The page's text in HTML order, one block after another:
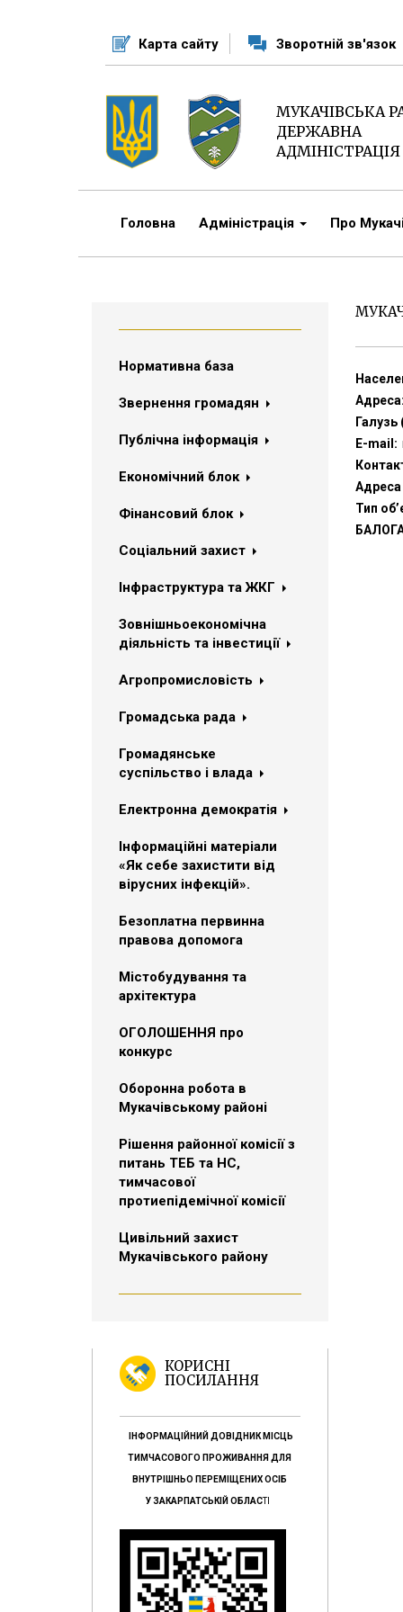
Карта сайту Зворотній зв'язок
МУКАЧІВСЬКА
ДЕРЖАВНА
АДМІНІСТРАЦІЯ
Головна Адміністрація Про
Нормативна база
Звернення громадян
Публічна інформація
Економічний блок
Фінансовий блок
Соціальний захист
Інфраструктура та ЖКГ
Зовнішньоекономічна
діяльність та інвестиції
Агропромисловість
Громадська рада
Громадянське
суспільство і влада
Електронна демократія
Інформаційні матеріали
«Як себе захистити від
вірусних інфекцій».
Безоплатна первинна
правова допомога
Містобудування та
архітектура
ОГОЛОШЕННЯ про
конкурс
Оборонна робота в
Мукачівському районі
Рішення районної комісії з
питань ТЕБ та НС,
тимчасової
протиепідемічної комісії
Цивільний захист
Мукачівського району
КОРИСНІ
ПОСИЛАННЯ
ІНФОРМАЦІЙНИЙ ДОВІДНИК МІСЦЬ
ТИМЧАСОВОГО ПРОЖИВАННЯ ДЛЯ
ВНУТРІШНЬО ПЕРЕМІЩЕНИХ ОСІБ
У ЗАКАРПАТСЬКІЙ ОБЛАСТІ
Галузь
Е-mail:
Адреса
Тип